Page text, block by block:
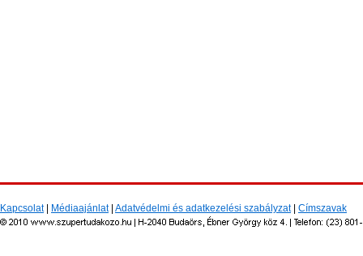
Kapcsolat| Médiaajánlat| Adatvédelmi és adatkezelési szabályzat| Címszavak